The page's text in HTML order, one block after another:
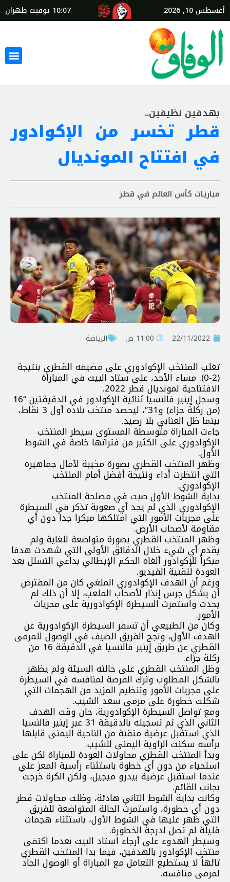
أغسطس 10, 2026 10:07 توقيت طهران
بهدفين نظيفين..
قطر تخسر من الإكوادور
في افتتاح المونديال
مباريات كأس العالم في قطر
22/11/2022 11:00 ص الرياضة
تغلب المنتخب الإكوادوري على مضيفه القطري بنتيجة
(2-0). مساء الأحد، على ستاد البيت في المباراة
الافتتاحية لمونديال قطر 2022.
وسجل إينير فالنسيا ثنائية الإكوادور في الدقيقتين “16
(من ركلة جزاء) و31″، ليحصد منتخب بلاده أول 3 نقاط،
بينما ظل العنابي بلا رصيد.
جاءت المباراة متوسطة المستوى سيطر المنتخب
الإكوادوري على الكثير من فتراتها خاصة في الشوط
الأول.
وظهر المنتخب القطري بصورة مخيبة لآمال جماهيره
التي انتظرت أداء ونتيجة أفضل أمام المنتخب
الإكوادوري.
بداية الشوط الأول صبت في مصلحة المنتخب
الإكوادوري الذي لم يجد أي صعوبة تذكر في السيطرة
على مجريات الأمور التي امتلكها مبكرا جدا دون أي
مقاومة لأصحاب الأرض.
وظهر المنتخب القطري بصورة متواضعة للغاية ولم
يقدم أي شيء خلال الدقائق الأولى التي شهدت هدفا
مبكراً للإكوادور ألغاه الحكم الإيطالي بداعي التسلل بعد
العودة لتقنية الفيديو.
ورغم أن الهدف الإكوادوري الملغي كان من المفترض
أن يشكل جرس إنذار لأصحاب الملعب، إلا أن ذلك لم
يحدث واستمرت السيطرة الإكوادورية على مجريات
الأمور.
وكان من الطبيعي أن تسفر السيطرة الإكوادورية عن
الهدف الأول، ونجح الفريق الضيف في الوصول للمرمى
القطري عن طريق إينير فالنسيا في الدقيقة 16 من
ركلة جزاء.
وظل المنتخب القطري على حالته السيئة ولم يظهر
بالشكل المطلوب وترك الفرصة لمنافسه في السيطرة
على مجريات الأمور وتنظيم المزيد من الهجمات التي
شكلت خطورة على مرمى سعد الشيب.
ومع تواصل السيطرة الإكوادورية، حان وقت الهدف
الثاني الذي تم تسجيله بالدقيقة 31 عبر إينير فالنسيا
الذي استقبل عرضية متقنة من الناحية اليمنى قابلها
برأسه سكنت الزاوية اليمنى للشيب.
وبدأ المنتخب القطري محاولات العودة للمباراة لكن على
استحياء من دون أي خطوة باستثناء رأسية المعز علي
عندما استقبل عرضية بيدرو ميجيل، ولكن الكرة خرجت
بجانب القائم.
وكانت بداية الشوط الثاني هادئة، وظلت محاولات قطر
دون أي خطورة، واستمرت الحالة المتواضعة للفريق
التي ظهر عليها في الشوط الأول، باستثناء هجمات
قليلة لم تصل لدرجة الخطورة.
وسيطر الهدوء على أرجاء استاد البيت بعدما اكتفى
منتخب الإكوادور بالهدفين، فيما بدا المنتخب القطري
تائهاً لا يستطيع التعامل مع المباراة أو الوصول الجاد
لمرمى منافسه.